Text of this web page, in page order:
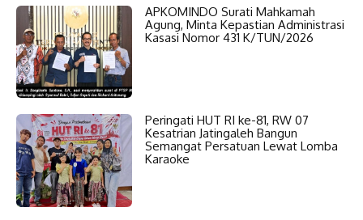
APKOMINDO Surati Mahkamah
Agung, Minta Kepastian Administrasi
Kasasi Nomor 431 K/TUN/2026
Peringati HUT RI ke-81, RW 07
Kesatrian Jatingaleh Bangun
Semangat Persatuan Lewat Lomba
Karaoke